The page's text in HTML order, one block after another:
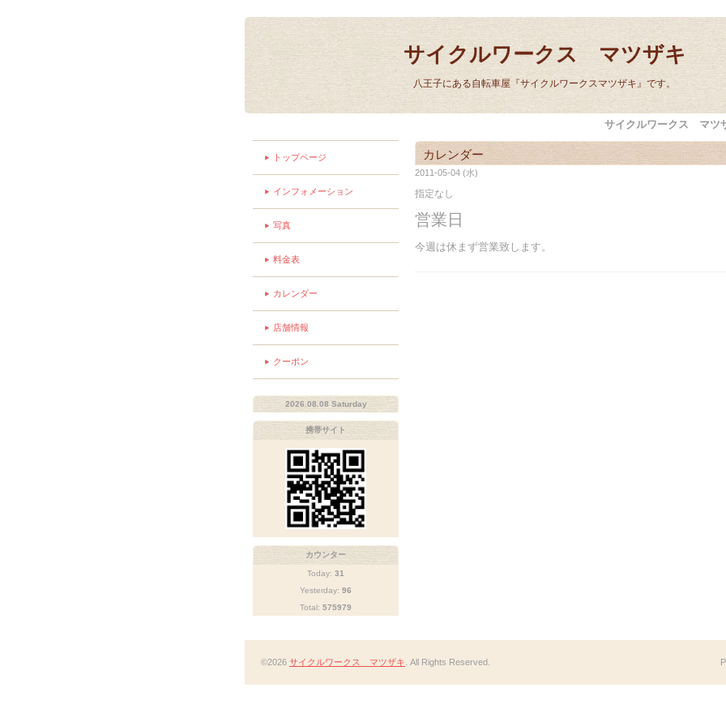
サイクルワークス マツザキ
八王子にある自転車屋『サイクルワークスマツザキ』です。
サイクルワークス マツ
カレンダー
2011-05-04 (水)
指定なし
営業日
今週は休まず営業致します。
トップページ
インフォメーション
写真
料金表
カレンダー
店舗情報
クーポン
2026.08.08 Saturday
携帯サイト
カウンター
Today: 31
Yesterday: 96
Total: 575979
©2026 サイクルワークス マツザキ . All Rights Reserved.